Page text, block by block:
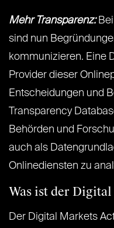
Mehr Transparenz:Bei
sind nun
kommunizieren. Eine
Provider dieser
Entscheidungen und
Transparency
Behörden und
auch als
Onlinediensten zu
Was ist der
Der Digital Markets